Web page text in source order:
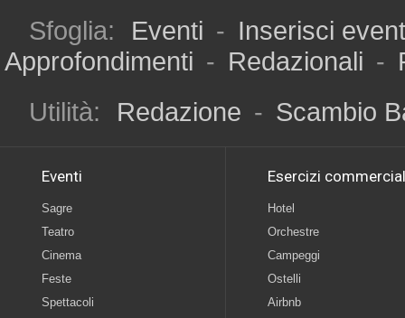
Sfoglia: Eventi - Inserisci
Approfondimenti - Redazionali -
Utilità:
Redazione - Scambio
Eventi
Sagre
Teatro
Cinema
Feste
Spettacoli
Esercizi
Hotel
Orchestre
Campeggi
Ostelli
Airbnb